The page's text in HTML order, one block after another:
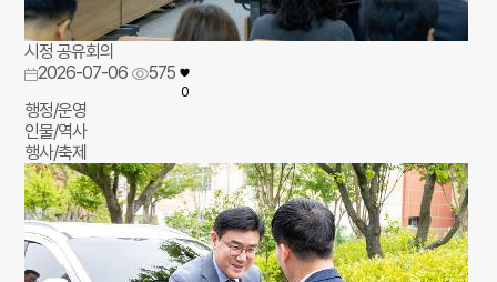
시정 공유회의
2026-07-06
575
0
행정/운영
인물/역사
행사/축제